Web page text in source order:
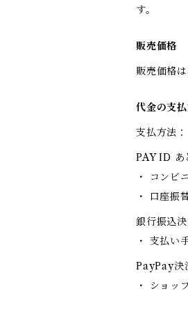
す。
販売価格
販売価格
代金の支
支払方法
PAY ID あ
・ コンビ
・ 口座振
銀行振込
・ 支払い
PayPay決
・ ショッ